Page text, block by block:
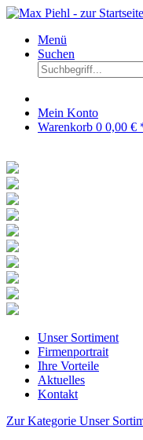
Menü
Suchen
Mein Konto
Warenkorb 0 0,00 €
Unser Sortiment
Firmenportrait
Ihre Vorteile
Aktuelles
Kontakt
Zur Kategorie Unser